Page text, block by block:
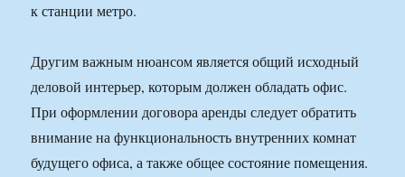
к станции метро.
Другим важным нюансом является общий исходный
деловой интерьер, которым должен обладать офис.
При оформлении договора аренды следует обратить
внимание на функциональность внутренних комнат
будущего офиса, а также общее состояние помещения.